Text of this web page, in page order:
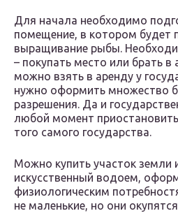
Для начала необходимо
помещение, в котором будет
выращивание рыбы.
– покупать место или брать
можно взять в аренду у
нужно оформить множество
разрешения. Да и
любой момент
того самого государства.
Можно купить участок земли
искусственный водоем,
физиологическим
не маленькие, но они